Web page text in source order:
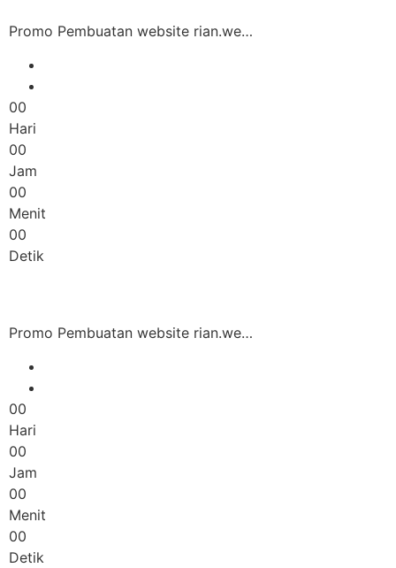
Promo Pembuatan website rian.we…
00
Hari
00
Jam
00
Menit
00
Detik
Promo Pembuatan website rian.we…
00
Hari
00
Jam
00
Menit
00
Detik